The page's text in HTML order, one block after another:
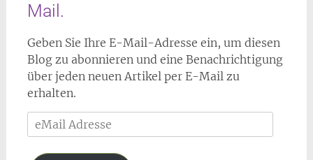
Mail.
Geben Sie Ihre E-Mail-Adresse ein, um diesen
Blog zu abonnieren und eine Benachrichtigung
über jeden neuen Artikel per E-Mail zu
erhalten.
eMail
Adresse